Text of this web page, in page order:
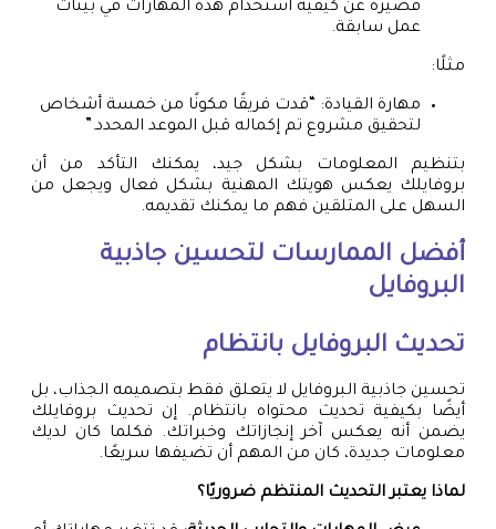
قصيرة عن كيفية استخدام هذه المهارات في بيئات
عمل سابقة.
مثلًا:
مهارة القيادة: “قدت فريقًا مكونًا من خمسة أشخاص
لتحقيق مشروع تم إكماله قبل الموعد المحدد.”
بتنظيم المعلومات بشكل جيد، يمكنك التأكد من أن
بروفايلك يعكس هويتك المهنية بشكل فعال ويجعل من
السهل على المتلقين فهم ما يمكنك تقديمه.
أفضل الممارسات لتحسين جاذبية
البروفايل
تحديث البروفايل بانتظام
تحسين جاذبية البروفايل لا يتعلق فقط بتصميمه الجذاب، بل
أيضًا بكيفية تحديث محتواه بانتظام. إن تحديث بروفايلك
يضمن أنه يعكس آخر إنجازاتك وخبراتك. فكلما كان لديك
معلومات جديدة، كان من المهم أن تضيفها سريعًا.
لماذا يعتبر التحديث المنتظم ضروريًا؟